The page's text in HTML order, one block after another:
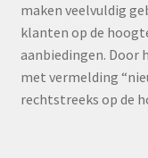
maken veelvuldig
klanten op de
aanbiedingen.
met vermelding
rechtstreeks op de